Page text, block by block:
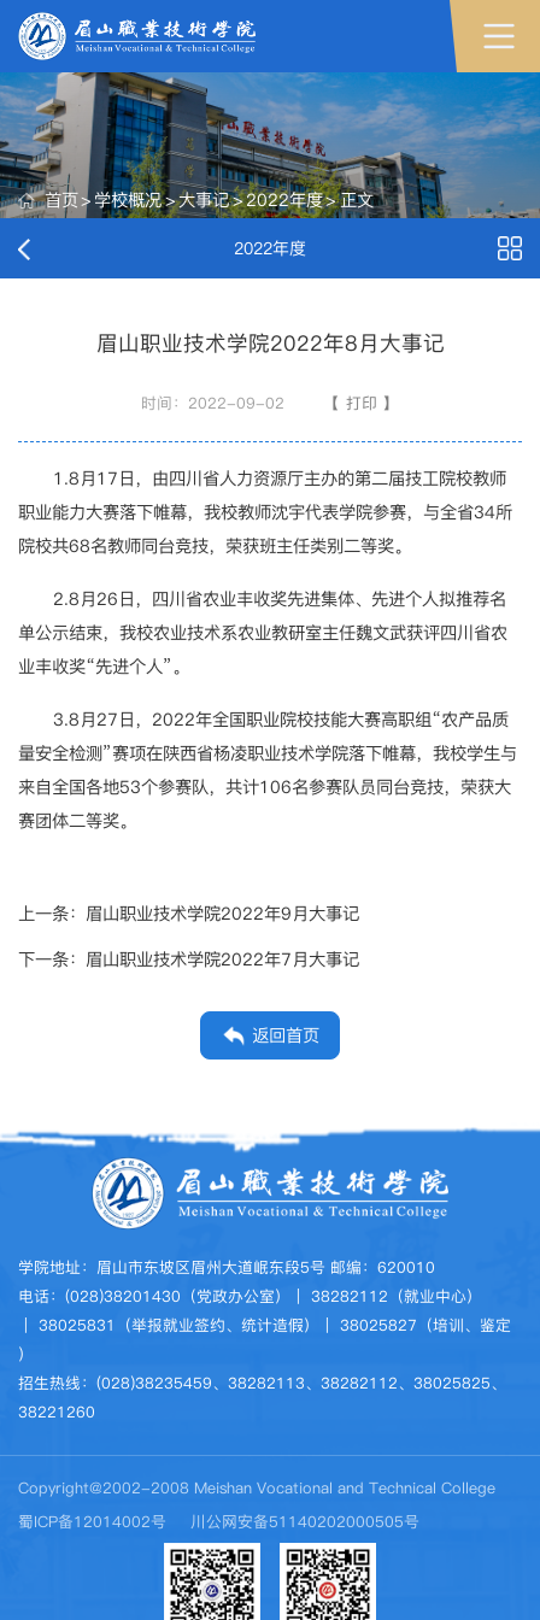
首页> 学校概况>大事记>2022年度>正文
2022年度
眉山职业技术学院2022年8月大事记
时间：2022-09-02 【 打印 】
1.8月17日，由四川省人力资源厅主办的第二届技工院校教师
职业能力大赛落下帷幕，我校教师沈宇代表学院参赛，与全省34所
院校共68名教师同台竞技，荣获班主任类别二等奖。
2.8月26日，四川省农业丰收奖先进集体、先进个人拟推荐名
单公示结束，我校农业技术系农业教研室主任魏文武获评四川省农
业丰收奖“先进个人”。
3.8月27日，2022年全国职业院校技能大赛高职组“农产品质
量安全检测”赛项在陕西省杨凌职业技术学院落下帷幕，我校学生与
来自全国各地53个参赛队，共计106名参赛队员同台竞技，荣获大
赛团体二等奖。
上一条： 眉山职业技术学院2022年9月大事记
下一条： 眉山职业技术学院2022年7月大事记
返回首页
学院地址：眉山市东坡区眉州大道岷东段5号 邮编：620010
电话：(028)38201430（党政办公室）｜ 38282112（就业中心）
｜ 38025831（举报就业签约、统计造假）｜ 38025827（培训、鉴定
）
招生热线：(028)38235459、38282113、38282112、38025825、
38221260
Copyright@2002-2008 Meishan Vocational and Technical College
蜀ICP备12014002号
川公网安备51140202000505号